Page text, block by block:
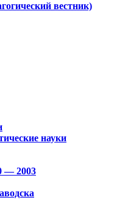
вестник)
науки
— 2003